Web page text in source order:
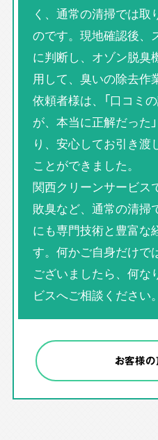
く、通常の清掃では取
のです。現地確認後、
に判断し、オゾン脱臭
用して、臭いの除去作
依頼者様は、「口コミ
が、本当に正解だった
り、安心してお引き渡
ことができました。
関西クリーンサービス
敗臭など、通常の清掃
にも専門技術と豊富な
す。何かご自身だけで
ございましたら、何な
ビスへご相談ください。
お客様